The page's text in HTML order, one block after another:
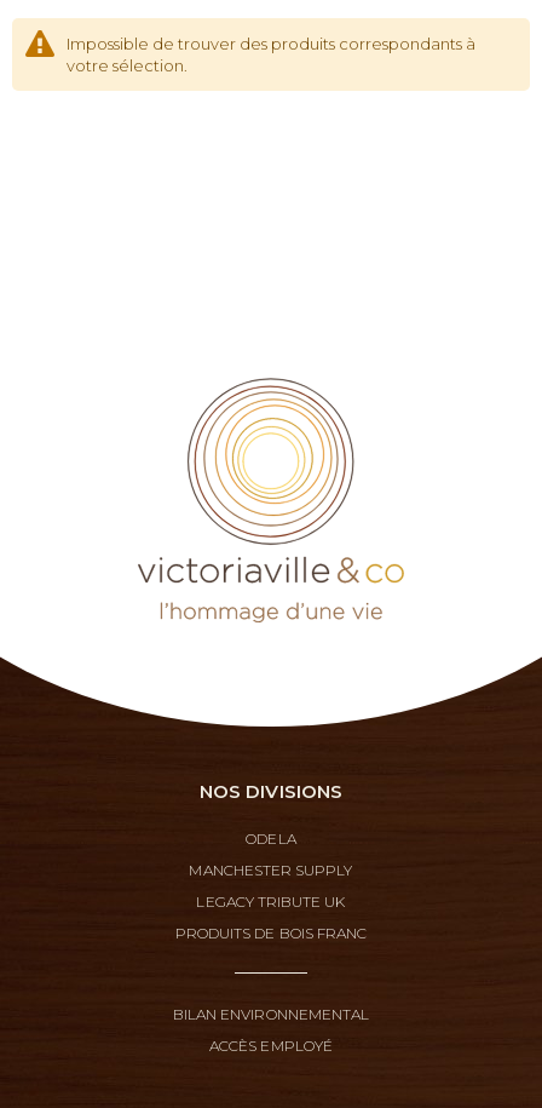
Impossible de trouver des produits correspondants à
votre sélection.
NOS DIVISIONS
ODELA
MANCHESTER SUPPLY
LEGACY TRIBUTE UK
PRODUITS DE BOIS FRANC
BILAN ENVIRONNEMENTAL
ACCÈS EMPLOYÉ